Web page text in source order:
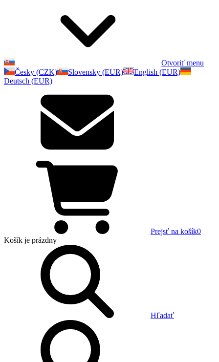
Otvoriť menu
Česky (CZK)
Slovensky (EUR)
English (EUR)
Deutsch (EUR)
Prejsť na košík0
Košík je prázdny
Hľadať